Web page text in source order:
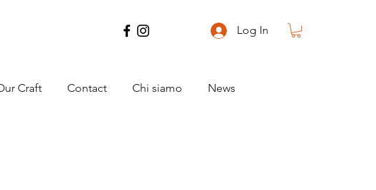
Log In
Craft Contact Chi siamo News